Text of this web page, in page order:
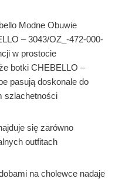
Modne Obuwie
– 3043/OZ_-472-000-
w prostocie
botki CHEBELLO –
pasują doskonale do
szlachetności
się zarówno
outfitach
na cholewce nadaje